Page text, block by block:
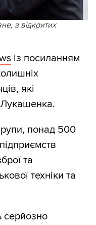
з відкритих
із посиланням
які
понад 500
та
техніки та